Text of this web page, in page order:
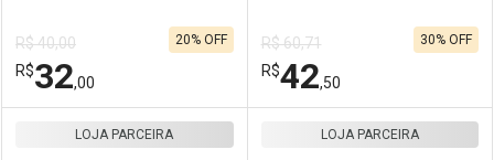
Comprar sem Desconto
Por R$ 40,00/cada
Comprar sem Desconto
Por R$ 40,00/cada
Comprar sem Desconto
Por R$ 36,90/cada
Comprar sem Desconto
Por R$ 36,90/cada
R$ 40,00
R$32,00
20% OFF
R$ 60,71
R$42,50
30% OFF
LOJA PARCEIRA LOJA PARCEIRA